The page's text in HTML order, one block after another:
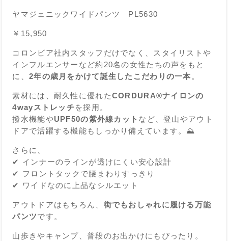
ヤマジェニックワイドパンツ PL5630
￥15,950
コロンビア社内スタッフだけでなく、スタイリストや
インフルエンサーなど約20名の女性たちの声をもと
に、2年の歳月をかけて誕生したこだわりの一本 。
素材には、耐久性に優れたCORDURA®ナイロンの
4wayストレッチを採用。
撥水機能やUPF50の紫外線カット など、登山やアウト
ドアで活躍する機能もしっかり備えています。⛰️
さらに、
✔ インナーのラインが透けにくい安心設計
✔ フロントタックで腰まわりすっきり
✔ ワイドなのに上品なシルエット
アウトドアはもちろん、 街でもおしゃれに履ける万能
パンツです。
山歩きやキャンプ、普段のお出かけにもぴったり。